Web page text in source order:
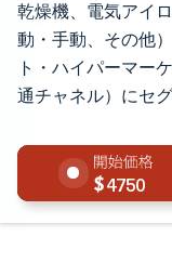
乾燥機、電気アイ
動・手動、その他
ト・ハイパーマー
通チャネル）にセ
4750